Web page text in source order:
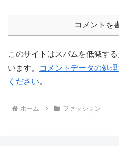
コメントを
このサイトはスパムを低減す
います。
コメントデータの処
ください。
ホーム ファッション